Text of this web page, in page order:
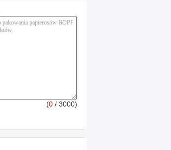
(0 / 3000)